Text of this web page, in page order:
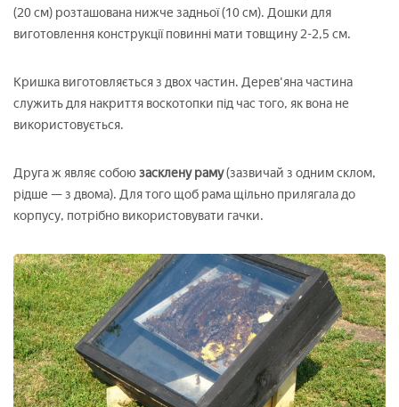
(20 см) розташована нижче задньої (10 см). Дошки для
виготовлення конструкції повинні мати товщину 2-2,5 см.
Кришка виготовляється з двох частин. Дерев'яна частина
служить для накриття воскотопки під час того, як вона не
використовується.
Друга ж являє собоюзасклену раму(зазвичай з одним склом,
рідше — з двома). Для того щоб рама щільно прилягала до
корпусу, потрібно використовувати гачки.